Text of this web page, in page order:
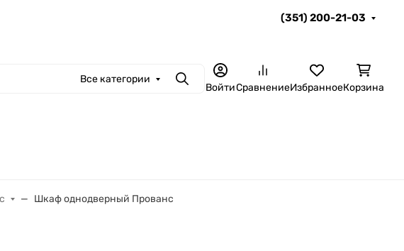
(351) 200-21-03
Все категории ПоискВойтиСравнениеИзбранноеКорзина
Шкаф однодверный Прованс